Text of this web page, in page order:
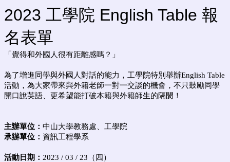
2023 工學院 English Table 報
名表單
「覺得和外國人很有距離感嗎？」
為了增進同學與外國人對話的能力，工學院特別舉辦English Table
活動，為大家帶來與外籍老師一對一交談的機會，不只鼓勵同學
開口說英語、更希望能打破本籍與外籍師生的隔閡！
主辦單位： 中山大學教務處、工學院
承辦單位： 資訊工程學系
活動日期： 2023 / 03 / 23（四）